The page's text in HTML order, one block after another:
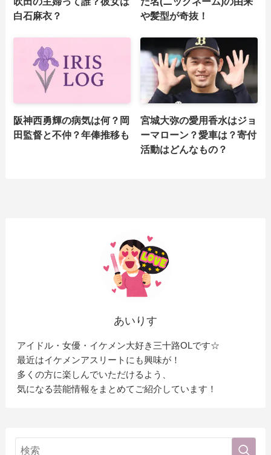
白石麻衣？
や髪型が奇抜！
阪神西勇輝の病気は何？岡
田監督と不仲？年俸推移も
宮城大弥の愛用香水はジョ
ーマローン？愛車は？寄付
活動はどんなもの？
あいりす
アイドル・女優・イケメン大好き三十路OLです☆
最近はイケメンアスリートにも興味が！
多くの方に楽しんでいただけるよう、
気になる芸能情報をまとめてご紹介しています！